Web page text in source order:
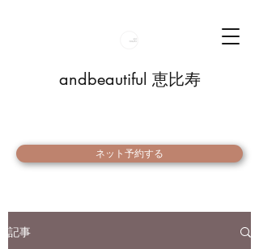
andbeautiful 恵比寿
ネット予約する
記事